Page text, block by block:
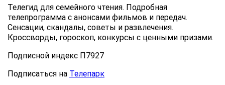
Телегид для семейного чтения. Подробная
телепрограмма с анонсами фильмов и передач.
Сенсации, скандалы, советы и развлечения.
Кроссворды, гороскоп, конкурсы с ценными призами.
Подписной индекс П7927
Подписаться на Телепарк